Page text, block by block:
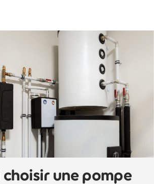
une pompe